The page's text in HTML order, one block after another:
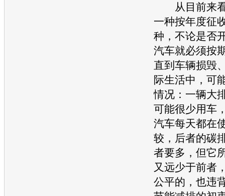
从目前来看
一种按年度征
种，不论是否
汽车就必须按
直到车辆损毁
际生活中，可
情况：一辆大
可能很少用车
汽车每天都在
较，后者的碳
者要多，但它
又远少于前者
公平的，也违